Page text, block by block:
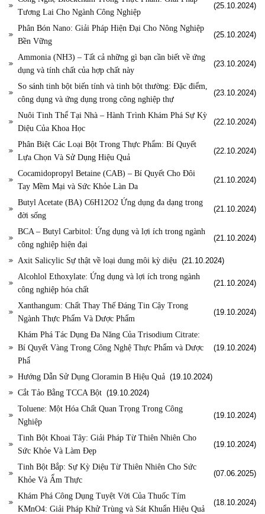
Tương Lai Cho Ngành Công Nghiệp
(25.10.2024)
Phân Bón Nano: Giải Pháp Hiện Đại Cho Nông Nghiệp
Bền Vững
(25.10.2024)
Ammonia (NH3) – Tất cả những gì bạn cần biết về ứng
dụng và tính chất của hợp chất này
(23.10.2024)
So sánh tinh bột biến tính và tinh bột thường: Đặc điểm,
công dụng và ứng dụng trong công nghiệp thự
(23.10.2024)
Nuôi Tinh Thể Tại Nhà – Hành Trình Khám Phá Sự Kỳ
Diệu Của Khoa Học
(22.10.2024)
Phân Biệt Các Loại Bột Trong Thực Phẩm: Bí Quyết
Lựa Chọn Và Sử Dụng Hiệu Quả
(22.10.2024)
Cocamidopropyl Betaine (CAB) – Bí Quyết Cho Đôi
Tay Mềm Mại và Sức Khỏe Làn Da
(21.10.2024)
Butyl Acetate (BA) C6H12O2 Ứng dụng đa dạng trong
đời sống
(21.10.2024)
BCA – Butyl Carbitol: Ứng dụng và lợi ích trong ngành
công nghiệp hiện đại
(21.10.2024)
Axit Salicylic Sự thật về loại dung môi kỳ diệu (21.10.2024)
Alcohlol Ethoxylate: Ứng dụng và lợi ích trong ngành
công nghiệp hóa chất
(21.10.2024)
Xanthangum: Chất Thay Thế Đáng Tin Cậy Trong
Ngành Thực Phẩm Và Dược Phẩm
(19.10.2024)
Khám Phá Tác Dụng Đa Năng Của Trisodium Citrate:
Bí Quyết Vàng Trong Công Nghệ Thực Phẩm và Dược
Phẩ
(19.10.2024)
Hướng Dẫn Sử Dụng Cloramin B Hiệu Quả (19.10.2024)
Cắt Tảo Bằng TCCA Bột (19.10.2024)
Toluene: Một Hóa Chất Quan Trọng Trong Công
Nghiệp
(19.10.2024)
Tinh Bột Khoai Tây: Giải Pháp Từ Thiên Nhiên Cho
Sức Khỏe Và Làm Đẹp
(19.10.2024)
Tinh Bột Bắp: Sự Kỳ Diệu Từ Thiên Nhiên Cho Sức
Khỏe Và Ẩm Thực
(07.06.2025)
Khám Phá Công Dụng Tuyệt Vời Của Thuốc Tím
KMnO4: Giải Pháp Khử Trùng và Sát Khuẩn Hiệu Quả
(18.10.2024)